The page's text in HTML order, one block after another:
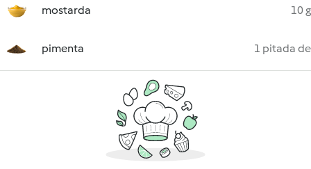
mostarda 10 g
pimenta 1 pitada de